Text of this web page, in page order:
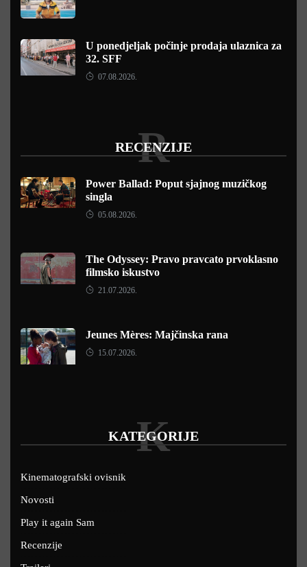
U ponedjeljak počinje prodaja ulaznica za
32. SFF
07.08.2026.
RECENZIJE
R
Power Ballad: Poput sjajnog muzičkog
singla
05.08.2026.
The Odyssey: Pravo pravcato prvoklasno
filmsko iskustvo
21.07.2026.
Jeunes Mères: Majčinska rana
15.07.2026.
KATEGORIJE
K
Kinematografski ovisnik
Novosti
Play it again Sam
Recenzije